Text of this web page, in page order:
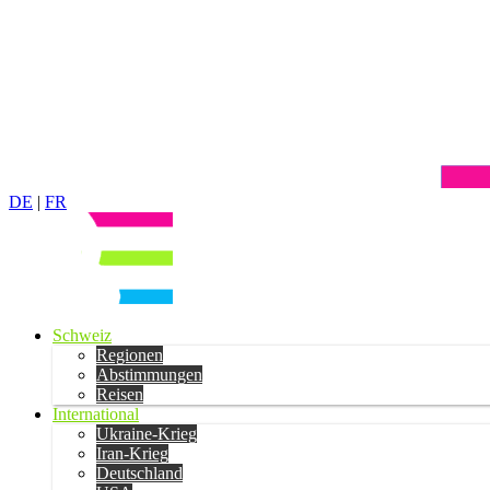
DE | FR
Schweiz
Regionen
Abstimmungen
Reisen
International
Ukraine-Krieg
Iran-Krieg
Deutschland